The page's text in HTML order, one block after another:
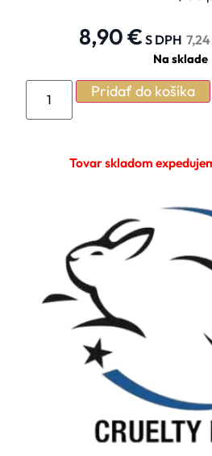
8,90€ S DPH
Na sklade
Pridať do košíka
Tovar skladom